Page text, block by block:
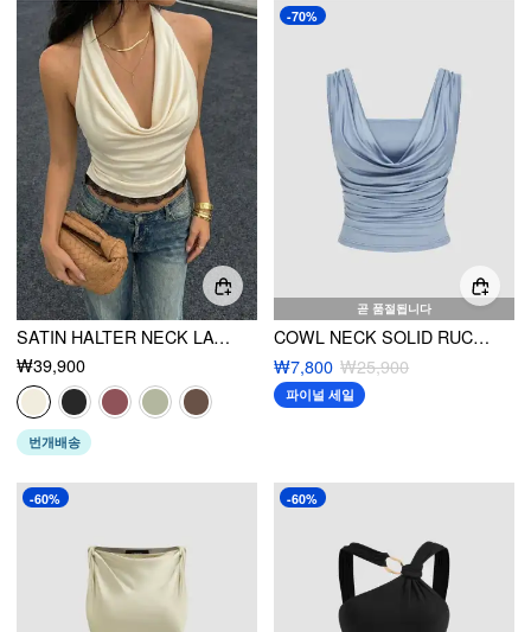
SATIN HALTER NECK LACE TRIM RUCHED TOP
₩39,900
번개배송
곧 품절됩니다
-70%
COWL NECK SOLID RUCHED TANK TOP
₩7,800 ₩25,900
파이널 세일
-60% -60%